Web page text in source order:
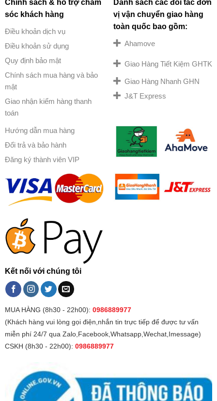
Chính sách & hỗ trợ chăm
sóc khách hàng
Điều khoản dịch vụ
Điều khoản sử dụng
Quy định bảo mật
Chính sách mua hàng và bảo
mật
Giao nhận kiểm hàng thanh
toán
Hướng dẫn mua hàng
Đổi trả và bảo hành
Đăng ký thành viên VIP
Danh sách các đối tác đơn
vị vận chuyển giao hàng
toàn quốc bao gồm:
Ahamove
Giao Hàng Tiết Kiệm GHTK
Giao Hàng Nhanh GHN
J&T Express
Kết nối với chúng tôi
MUA HÀNG (8h30 - 22h00): 0986889977
(Khách hàng vui lòng gọi điện,nhắn tin trực tiếp để được tư vấn
miễn phí 24/7 qua Zalo,Facebook,Whatsapp,Wechat,Imessage)
CSKH (8h30 - 22h00): 0986889977